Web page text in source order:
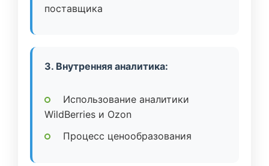
поставщика
3. Внутренняя аналитика:
Использование аналитики
WildBerries и Ozon
Процесс ценообразования